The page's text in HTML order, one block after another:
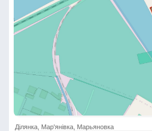
Ділянка, Мар'янівка, Марьяновка